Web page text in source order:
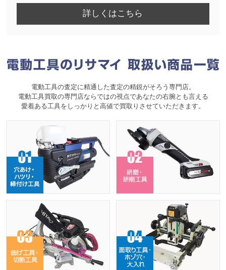
詳しくはこちら
電動工具の査定に精通した査定の精鋭がそろう専門店。
電動工具買取の専門店ならではの視点であなたの右腕とも言える
愛着ある工具をしっかりと高値で買取りさせていただきます。